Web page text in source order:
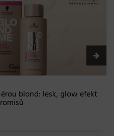
blond: lesk, glow efekt